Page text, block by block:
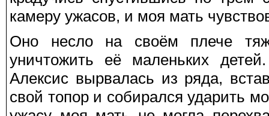
камеру ужасов, и моя мать
Оно несло на своём плече
уничтожить её маленьких
Алексис вырвалась из ряда,
свой топор и собирался ударить